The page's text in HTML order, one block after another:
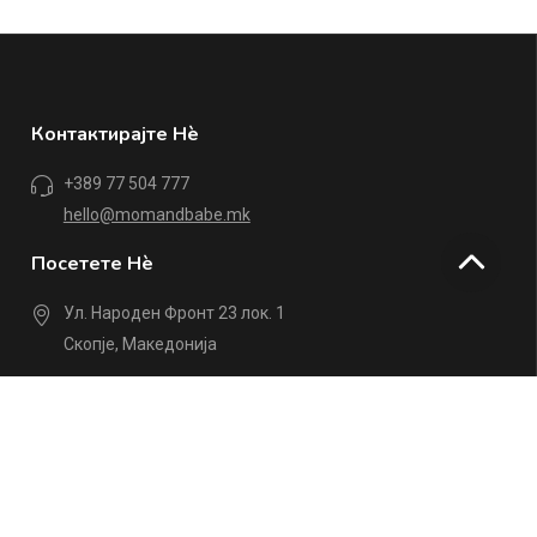
Контактирајте Нè
+389 77 504 777
hello@momandbabe.mk
Посетете Нè
Ул. Народен Фронт 23 лок. 1
Скопје, Македонија